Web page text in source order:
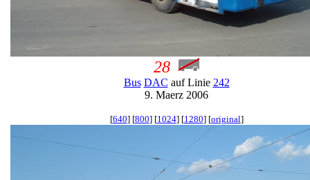
28
Bus DAC auf Linie 242
9. Maerz 2006
[640] [800] [1024] [1280] [original]